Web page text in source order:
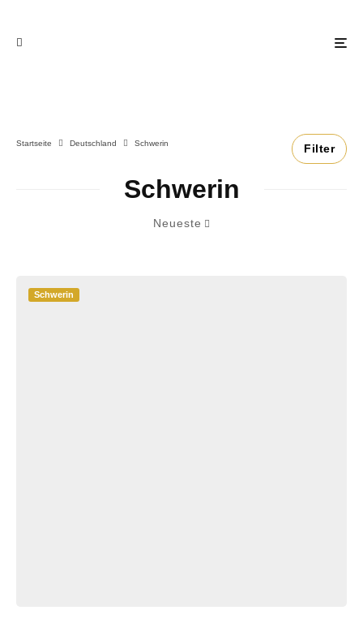
Startseite Deutschland Schwerin Filter
Schwerin
Neueste
Schwerin